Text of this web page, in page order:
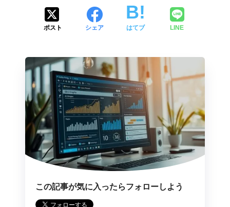
ポスト シェア はてブ LINE
この記事が気に入ったらフォローしよう